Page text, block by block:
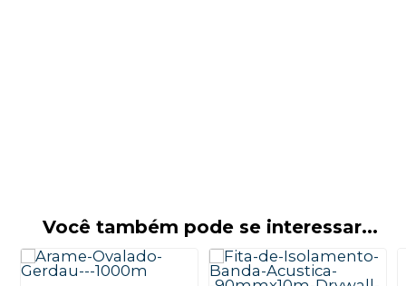
Você também pode se interessar...